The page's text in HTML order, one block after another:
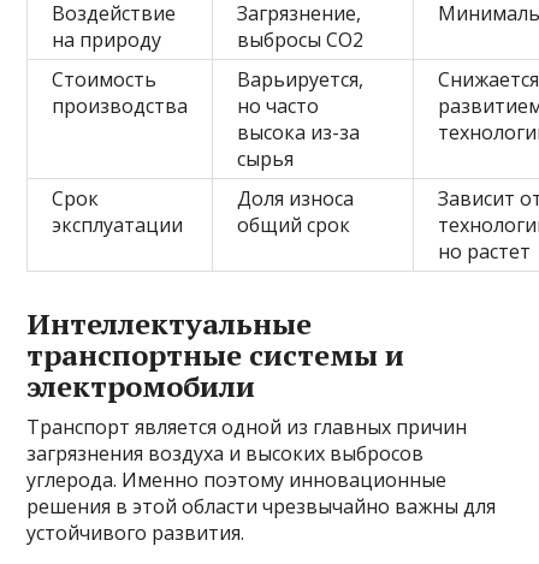
Воздействие
на природу
Загрязнение,
выбросы CO2
Стоимость
производства
Варьируется,
но часто
высока из-за
сырья
Срок
эксплуатации
Доля износа
общий срок
Зависит
но растет
Интеллектуальные
транспортные системы и
электромобили
Транспорт является одной из главных причин
загрязнения воздуха и высоких выбросов
углерода. Именно поэтому инновационные
решения в этой области чрезвычайно важны для
устойчивого развития.